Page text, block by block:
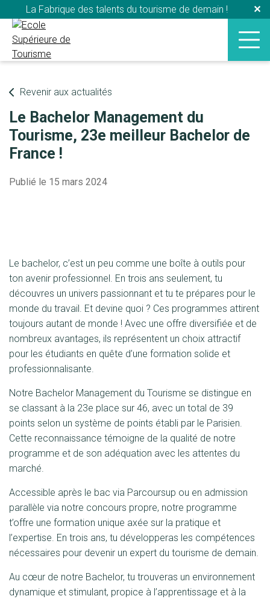
La Fabrique des talents du tourisme de demain ! ✕
Revenir aux actualités
Le Bachelor Management du
Tourisme, 23e meilleur Bachelor de
France !
Publié le 15 mars 2024
Le bachelor, c’est un peu comme une boîte à outils pour
ton avenir professionnel. En trois ans seulement, tu
découvres un univers passionnant et tu te prépares pour le
monde du travail. Et devine quoi ? Ces programmes attirent
toujours autant de monde ! Avec une offre diversifiée et de
nombreux avantages, ils représentent un choix attractif
pour les étudiants en quête d’une formation solide et
professionnalisante.
Notre Bachelor Management du Tourisme se distingue en
se classant à la 23e place sur 46, avec un total de 39
points selon un système de points établi par le Parisien.
Cette reconnaissance témoigne de la qualité de notre
programme et de son adéquation avec les attentes du
marché.
Accessible après le bac via Parcoursup ou en admission
parallèle via notre concours propre, notre programme
t’offre une formation unique axée sur la pratique et
l’expertise. En trois ans, tu développeras les compétences
nécessaires pour devenir un expert du tourisme de demain.
Au cœur de notre Bachelor, tu trouveras un environnement
dynamique et stimulant, propice à l’apprentissage et à la